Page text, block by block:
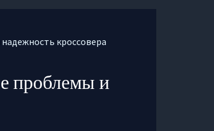
кроссовера
проблемы и